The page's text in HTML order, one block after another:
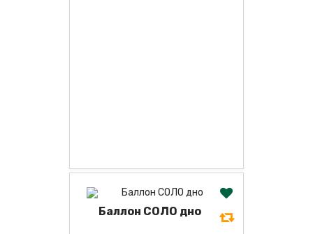
Баллон СОЛО дно